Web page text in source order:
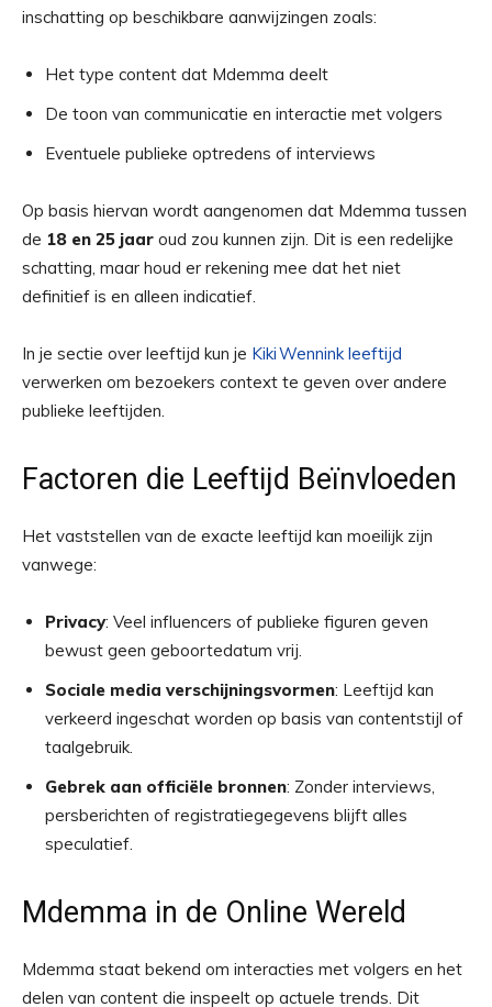
inschatting op beschikbare aanwijzingen zoals:
Het type content dat Mdemma deelt
De toon van communicatie en interactie met volgers
Eventuele publieke optredens of interviews
Op basis hiervan wordt aangenomen dat Mdemma tussen
de 18 en 25 jaar oud zou kunnen zijn. Dit is een redelijke
schatting, maar houd er rekening mee dat het niet
definitief is en alleen indicatief.
In je sectie over leeftijd kun je Kiki Wennink leeftijd
verwerken om bezoekers context te geven over andere
publieke leeftijden.
Factoren die Leeftijd Beïnvloeden
Het vaststellen van de exacte leeftijd kan moeilijk zijn
vanwege:
Privacy: Veel influencers of publieke figuren geven
bewust geen geboortedatum vrij.
Sociale media verschijningsvormen: Leeftijd kan
verkeerd ingeschat worden op basis van contentstijl of
taalgebruik.
Gebrek aan officiële bronnen: Zonder interviews,
persberichten of registratiegegevens blijft alles
speculatief.
Mdemma in de Online Wereld
Mdemma staat bekend om interacties met volgers en het
delen van content die inspeelt op actuele trends. Dit